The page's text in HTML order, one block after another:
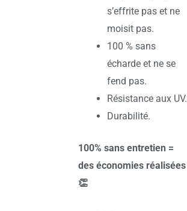
s’effrite pas et ne
moisit pas.
100 % sans
écharde et ne se
fend pas.
Résistance aux UV.
Durabilité.
100% sans entretien =
des économies réalisées
👏